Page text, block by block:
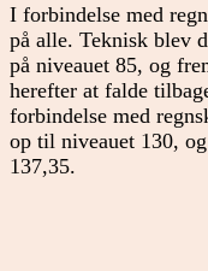
I forbindelse med
på alle. Teknisk blev
på niveauet 85, og
herefter at falde
forbindelse med
op til niveauet 130,
137,35.